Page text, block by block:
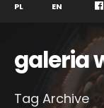
PL EN
galeria
Tag Archive